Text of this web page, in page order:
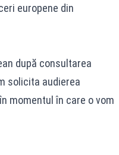
europene din
după consultarea
solicita audierea
momentul în care o vom